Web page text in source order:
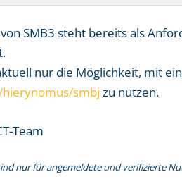
SMB3 steht bereits als
nur die Möglichkeit, mit
smbj zu nutzen.
Team
nur für angemeldete und verifizierte